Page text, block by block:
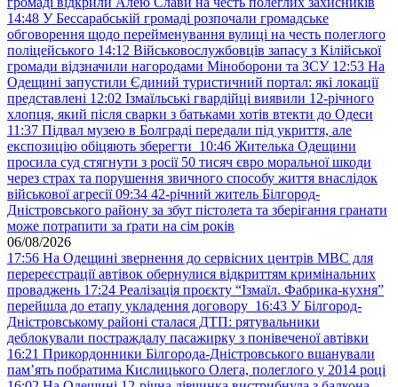
14:48 У Бессарабській громаді розпочали громадське
обговорення щодо перейменування вулиці на честь полеглого
поліцейського 14:12 Військовослужбовців запасу з Кілійської
громади відзначили нагородами Міноборони та ЗСУ 12:53 На
Одещині запустили Єдиний туристичний портал: які локації
представлені 12:02 Ізмаїльські гвардійці виявили 12-річного
хлопця, який після сварки з батьками хотів втекти до Одеси
11:37 Підвал музею в Болграді передали під укриття, але
експозицію обіцяють зберегти 10:46 Жителька Одещини
просила суд стягнути з росії 50 тисяч євро моральної шкоди
через страх та порушення звичного способу життя внаслідок
військової агресії 09:34 42-річний житель Білгород-
Дністровського району за збут пістолета та зберігання гранати
може потрапити за ґрати на сім років
06/08/2026
17:56 На Одещині звернення до сервісних центрів МВС для
перереєстрації автівок обернулися відкриттям кримінальних
проваджень 17:24 Реалізація проєкту “Ізмаїл. Фабрика-кухня”
перейшла до етапу укладення договору 16:43 У Білгород-
Дністровському районі сталася ДТП: рятувальники
деблокували постраждалу пасажирку з понівеченої автівки
16:21 Прикордонники Білгорода-Дністровського вшанували
пам’ять побратима Кислицького Олега, полеглого у 2014 році